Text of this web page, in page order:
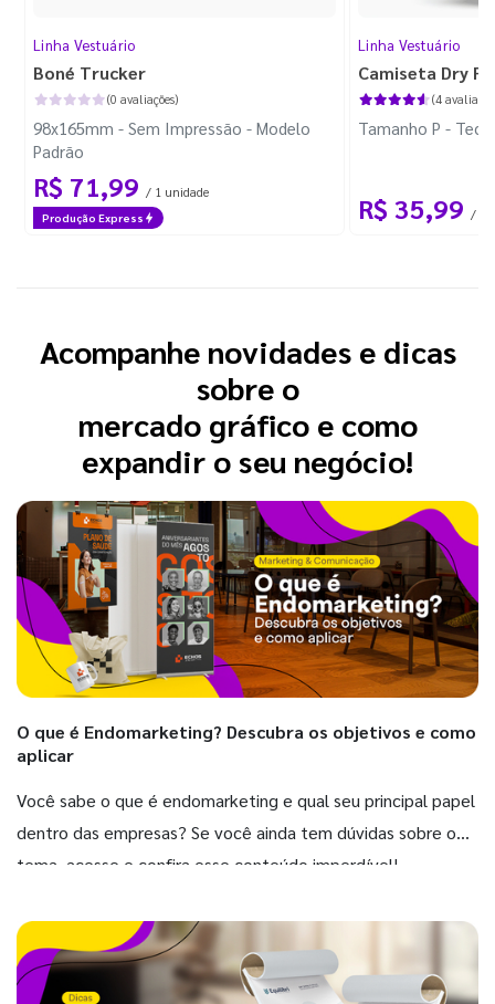
Linha Vestuário
Boné Trucker
(0 avaliações)
98x165mm - Sem Impressão - Modelo
Padrão
R$ 71,99 / 1 unidade
Produção Express
Linha Vestuário
Camiseta Dry
(4
Tamanho P -
R$ 35,99 / 1
Acompanhe novidades e dicas
sobre o
mercado gráfico e como
expandir o seu negócio!
O que é Endomarketing? Descubra os objetivos e como
aplicar
Você sabe o que é endomarketing e qual seu principal papel
dentro das empresas? Se você ainda tem dúvidas sobre o
tema, acesse e confira esse conteúdo imperdível!